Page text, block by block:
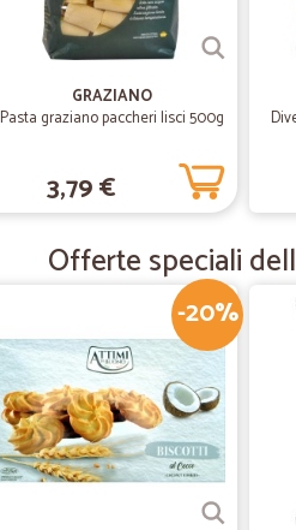
GRAZIANO
Pasta graziano paccheri lisci 500g
3,79 €
Offerte speciali
-20%